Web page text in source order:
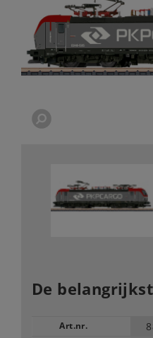
De
Art.nr.